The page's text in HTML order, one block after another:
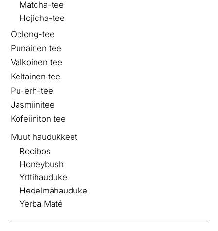
Matcha-tee
Hojicha-tee
Oolong-tee
Punainen tee
Valkoinen tee
Keltainen tee
Pu-erh-tee
Jasmiinitee
Kofeiiniton tee
Muut haudukkeet
Rooibos
Honeybush
Yrttihauduke
Hedelmähauduke
Yerba Maté